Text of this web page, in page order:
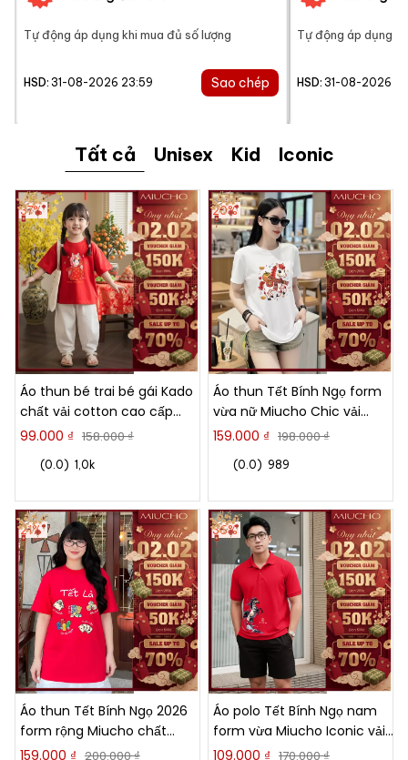
Tự động áp dụng khi mua đủ số lượng
HSD: 31-08-2026 23:59 Sao chép
Tự động áp dụng
HSD: 31-08-2026
Tất cả Unisex Kid Iconic
37%
Áo thun bé trai bé gái Kado
chất vải cotton cao cấp
thoáng mát Tết Bính Ngọ
99.000 ₫ 158.000 ₫
(0.0) 1,0k
20%
Áo thun Tết Bính Ngọ form
vừa nữ Miucho Chic vải
cotton co giãn 4 chiều
159.000 ₫ 198.000 ₫
(0.0) 989
21%
Áo thun Tết Bính Ngọ 2026
form rộng Miucho chất
thoáng mát dày dặn hình
159.000 ₫ 200.000 ₫
36%
Áo polo Tết Bính Ngọ nam
form vừa Miucho Iconic vải
poly cá sấu thoáng mát cổ
109.000 ₫ 170.000 ₫